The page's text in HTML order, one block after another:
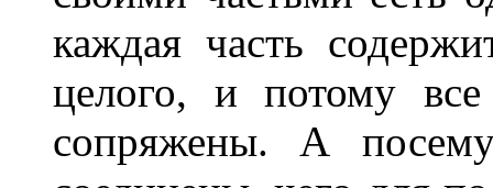
каждая часть
целого, и потому
сопряжены. А